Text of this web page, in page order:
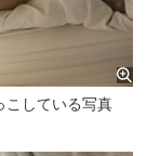
こしている写真